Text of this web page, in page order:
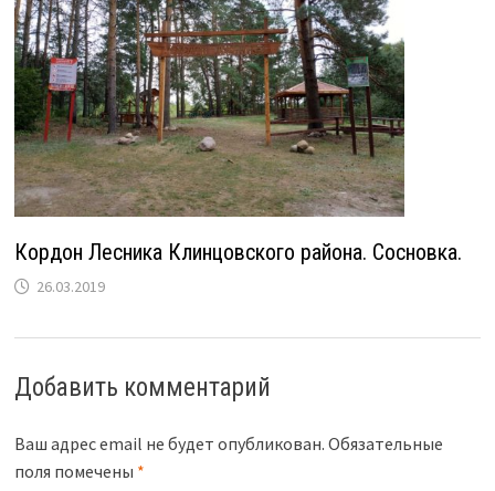
Кордон Лесника Клинцовского района. Сосновка.
26.03.2019
Добавить комментарий
Ваш адрес email не будет опубликован. Обязательные
поля помечены *